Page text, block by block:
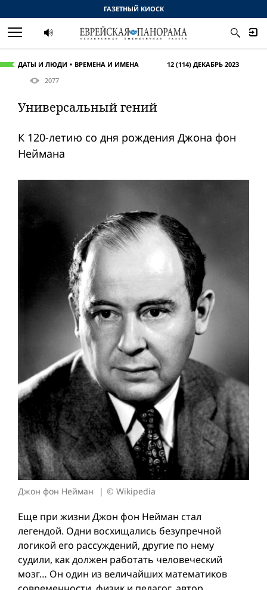
ДАТЫ И ЛЮДИ ВРЕМЕНА И ИМЕНА
12 (114) ДЕКАБРЬ 2023
2077
Универсальный гений
К 120-летию со дня рождения Джона фон
Неймана
Джон фон Нейман © Wikipedia
Еще при жизни Джон фон Нейман стал
легендой. Одни восхищались безупречной
логикой его рассуждений, другие по нему
судили, как должен работать человеческий
мозг… Он один из величайших математиков
ГАЗЕТНЫЙ КИОСК